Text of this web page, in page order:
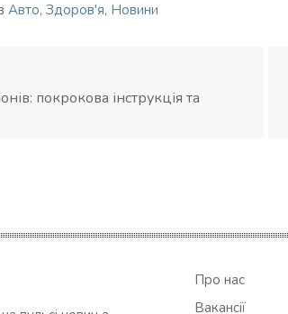
Авто, Здоров'я, Новини
покрокова інструкція та
Про нас
Вакансії